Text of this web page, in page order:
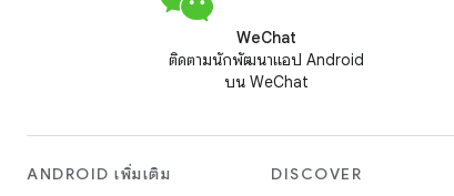
WeChat
ติดตามนักพัฒนาแอป Android
บน WeChat
ANDROID เพิ่มเติม DISCOVER